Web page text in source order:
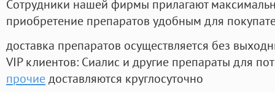
Cотрудники нашей фирмы прилагают
приобретение препаратов удобным для
доставка препаратов осуществляется без
VIP клиентов: Сиалис и другие препараты для
прочиедоставляются круглосуточно